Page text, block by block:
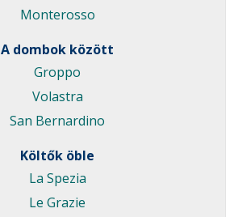
Monterosso
A dombok között
Groppo
Volastra
San Bernardino
Költők öble
La Spezia
Le Grazie